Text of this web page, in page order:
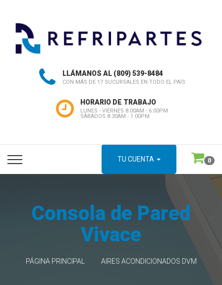
LLÁMANOS AL (809) 539-8484
CON MÁS DE 17 SUCURSALES EN TODO EL PAÍS
HORARIO DE TRABAJO
LUNES - VIERNES 8:00AM - 6:00PM
SÁBADOS 8:30AM - 1:00PM
TU CUENTA 0
Consola de Pared
Vivace
PÁGINA PRINCIPAL AIRES ACONDICIONADOS DVM